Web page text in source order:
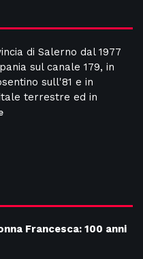
di Salerno dal 1977
sul canale 179, in
sull'81 e in
terrestre ed in
Francesca: 100 anni